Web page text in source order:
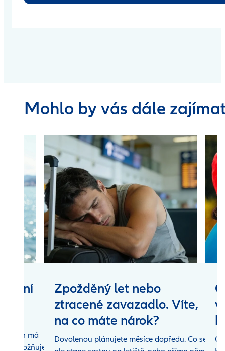
Mohlo by vás dále
má
a umožňuje
Zpožděný let nebo
ztracené zavazadlo. Víte,
na co máte nárok?
Dovolenou plánujete měsíce dopředu. Co se